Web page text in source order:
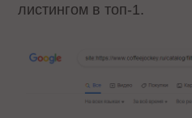
листингом в топ-1.